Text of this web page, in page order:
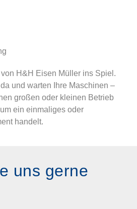
von H&H Eisen Müller ins Spiel.
und warten Ihre Maschinen –
großen oder kleinen Betrieb
ein einmaliges oder
handelt.
uns gerne